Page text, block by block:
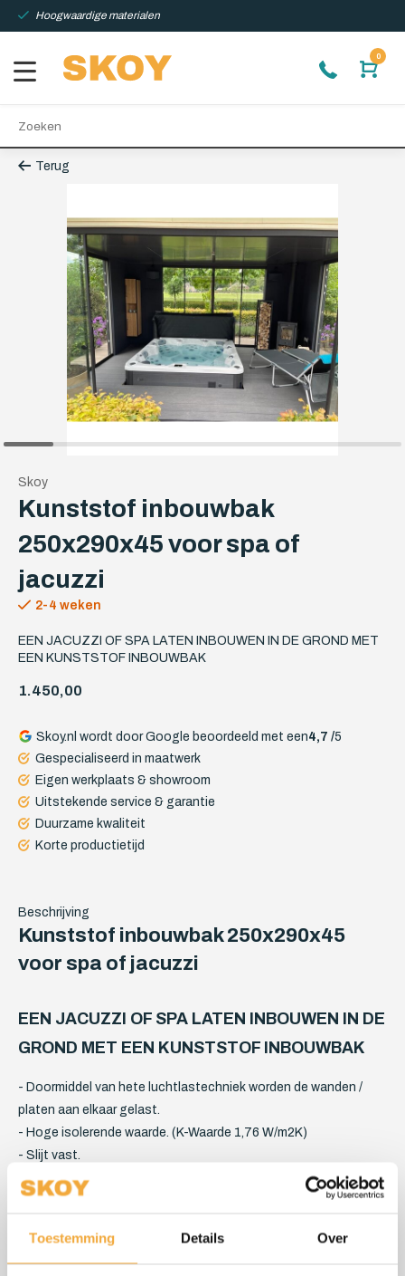
Toestemming Details Over
Hoogwaardige materialen
0
Terug
Skoy
Kunststof inbouwbak
250x290x45 voor spa of
jacuzzi
2-4 weken
EEN JACUZZI OF SPA LATEN INBOUWEN IN DE GROND MET
EEN KUNSTSTOF INBOUWBAK
1.450,00
Skoy.nl wordt door Google beoordeeld met een4,7 /5
Gespecialiseerd in maatwerk
Eigen werkplaats & showroom
Uitstekende service & garantie
Duurzame kwaliteit
Korte productietijd
Beschrijving
Kunststof inbouwbak 250x290x45
voor spa of jacuzzi
EEN JACUZZI OF SPA LATEN INBOUWEN IN DE
GROND MET EEN KUNSTSTOF INBOUWBAK
- Doormiddel van hete luchtlastechniek worden de wanden /
platen aan elkaar gelast.
- Hoge isolerende waarde. (K-Waarde 1,76 W/m2K)
- Slijt vast.
- 100% recyclebaar.
- Bestand tegen ongedierte.
- 5cm wand dikte.
- Water dicht.